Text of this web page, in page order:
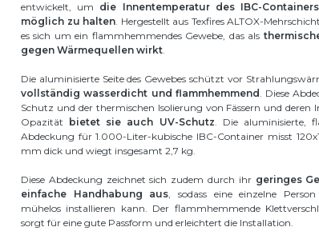
entwickelt, um die Innentemperatur des IBC-
möglich zu halten. Hergestellt aus Texfires ALTOX-
es sich um ein flammhemmendes Gewebe, das als
gegen Wärmequellen wirkt.
Die aluminisierte Seite des Gewebes schützt vor
vollständig wasserdicht und flammhemmend. Diese
Schutz und der thermischen Isolierung von Fässern und deren
Opazität
bietet sie auch UV-Schutz. Die aluminisierte,
Abdeckung für 1.000-Liter-kubische IBC-Container misst
mm dick und wiegt insgesamt 2,7 kg.
Diese Abdeckung zeichnet sich zudem durch ihr geringes
einfache Handhabung aus, sodass eine einzelne
mühelos installieren kann. Der flammhemmende
sorgt für eine gute Passform und erleichtert die Installation.